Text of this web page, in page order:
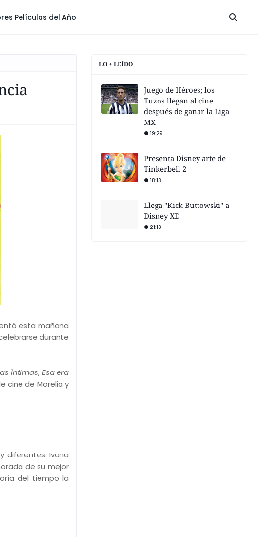
Películas del Año
esta mañana
durante
Íntimas, Esa era
cine de Morelia y
diferentes. Ivana
de su mejor
del tiempo la
LO + LEÍDO
Juego de Héroes; los
Tuzos llegan al cine
después de ganar la Liga
MX
19:29
Presenta Disney arte de
Tinkerbell 2
18:13
Llega "Kick Buttowski" a
Disney XD
21:13